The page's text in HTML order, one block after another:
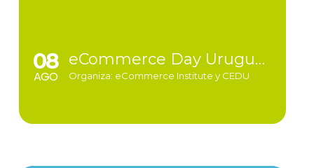
08
AGO
eCommerce Day Uruguay 2024
Organiza: eCommerce Institute y CEDU